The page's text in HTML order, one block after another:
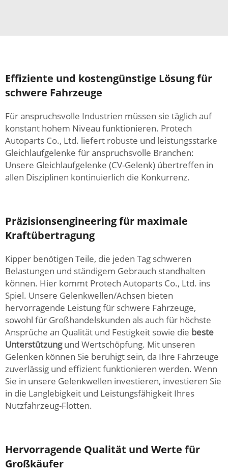
Effiziente und kostengünstige Lösung für
schwere Fahrzeuge
Für anspruchsvolle Industrien müssen sie täglich auf
konstant hohem Niveau funktionieren. Protech
Autoparts Co., Ltd. liefert robuste und leistungsstarke
Gleichlaufgelenke für anspruchsvolle Branchen:
Unsere Gleichlaufgelenke (CV-Gelenk) übertreffen in
allen Disziplinen kontinuierlich die Konkurrenz.
Präzisionsengineering für maximale
Kraftübertragung
Kipper benötigen Teile, die jeden Tag schweren
Belastungen und ständigem Gebrauch standhalten
können. Hier kommt Protech Autoparts Co., Ltd. ins
Spiel. Unsere Gelenkwellen/Achsen bieten
hervorragende Leistung für schwere Fahrzeuge,
sowohl für Großhandelskunden als auch für höchste
Ansprüche an Qualität und Festigkeit sowie die beste
Unterstützungund Wertschöpfung. Mit unseren
Gelenken können Sie beruhigt sein, da Ihre Fahrzeuge
zuverlässig und effizient funktionieren werden. Wenn
Sie in unsere Gelenkwellen investieren, investieren Sie
in die Langlebigkeit und Leistungsfähigkeit Ihres
Nutzfahrzeug-Flotten.
Hervorragende Qualität und Werte für
Großkäufer